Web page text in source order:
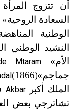
أن تتزوج
السعادة الروحية»
الوطنية
النشيد الوطني
الأم» Mtaram
جماجم»(1866)
الملك أكبرAkbar
تشاترجي بعض